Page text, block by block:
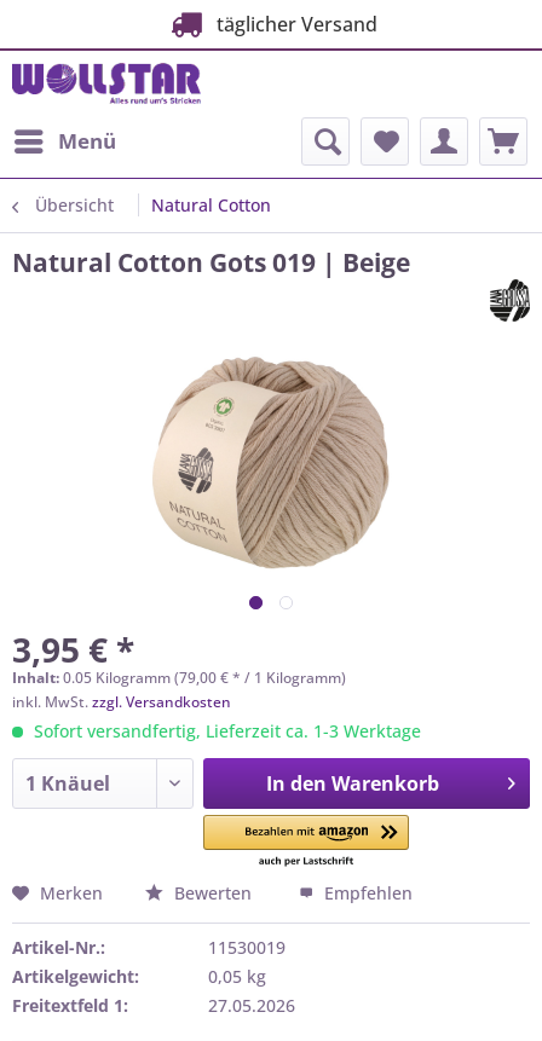
täglicher Versand
Menü
Übersicht Natural Cotton
Natural Cotton Gots 019 | Beige
3,95 € *
Inhalt:0.05 Kilogramm (79,00 € * / 1 Kilogramm)
inkl. MwSt.zzgl. Versandkosten
Sofort versandfertig, Lieferzeit ca. 1-3 Werktage
In den Warenkorb
Merken Bewerten Empfehlen
Artikel-Nr.:
11530019
Artikelgewicht:
0,05 kg
Freitextfeld 1:
27.05.2026